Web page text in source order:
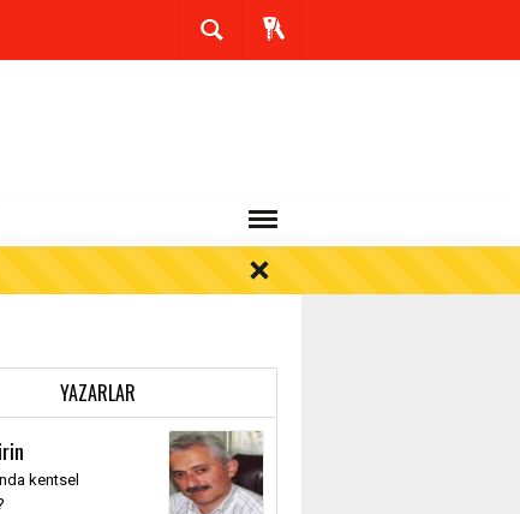
YAZARLAR
kentsel